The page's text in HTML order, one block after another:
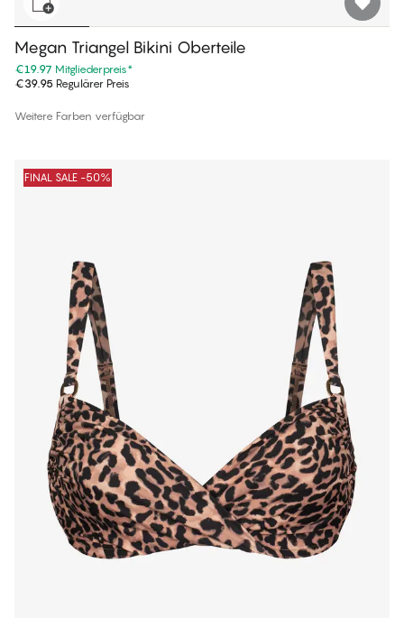
Megan Triangel Bikini Oberteile
€19.97 Mitgliederpreis*
€39.95 Regulärer Preis
Weitere Farben verfügbar
FINAL SALE -50%